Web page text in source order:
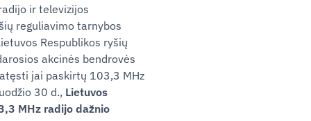
ir televizijos
reguliavimo tarnybos
Respublikos ryšių
akcinės bendrovės
jai paskirtų 103,3 MHz
30 d., Lietuvos
MHz radijo dažnio